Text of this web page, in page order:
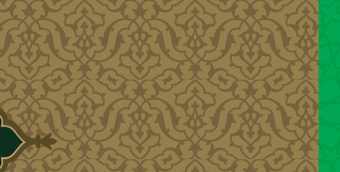
رفتن به محتوای اصلی